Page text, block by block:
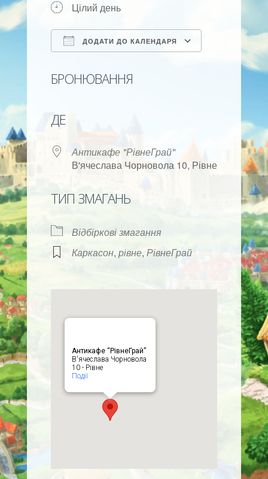
Цілий день
ДОДАТИ ДО КАЛЕНДАРЯ
Outlook Live
БРОНЮВАННЯ
ДЕ
Антикафе "РівнеГрай"
В'ячеслава Чорновола 10, Рівне
ТИП ЗМАГАНЬ
Відбіркові змагання
Каркасон, рівне, РівнеГрай
Антикафе “РівнеГрай”
В'ячеслава Чорновола
10 - Рівне
Події